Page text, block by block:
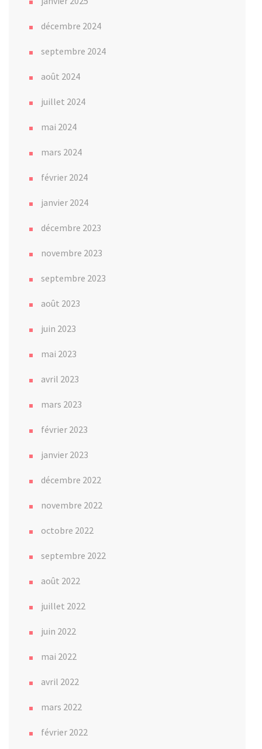
décembre 2024
septembre 2024
août 2024
juillet 2024
mai 2024
mars 2024
février 2024
janvier 2024
décembre 2023
novembre 2023
septembre 2023
août 2023
juin 2023
mai 2023
avril 2023
mars 2023
février 2023
janvier 2023
décembre 2022
novembre 2022
octobre 2022
septembre 2022
août 2022
juillet 2022
juin 2022
mai 2022
avril 2022
mars 2022
février 2022